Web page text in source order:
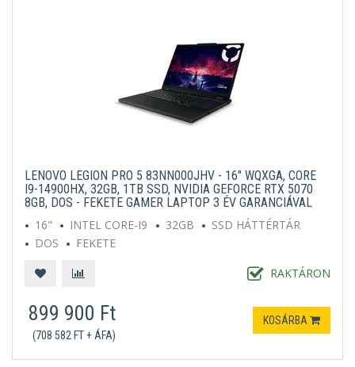
LENOVO LEGION PRO 5 83NN000JHV - 16" WQXGA, CORE
I9-14900HX, 32GB, 1TB SSD, NVIDIA GEFORCE RTX 5070
8GB, DOS - FEKETE GAMER LAPTOP 3 ÉV GARANCIÁVAL
16"
INTEL CORE-I9 32GB
SSD HÁTTÉRTÁR
DOS
FEKETE
RAKTÁRON
899 900 Ft
(708 582 FT + ÁFA)
KOSÁRBA